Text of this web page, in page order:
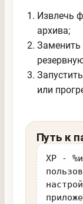
Извлечь
архива;
Заменить
или
Путь к
XP -